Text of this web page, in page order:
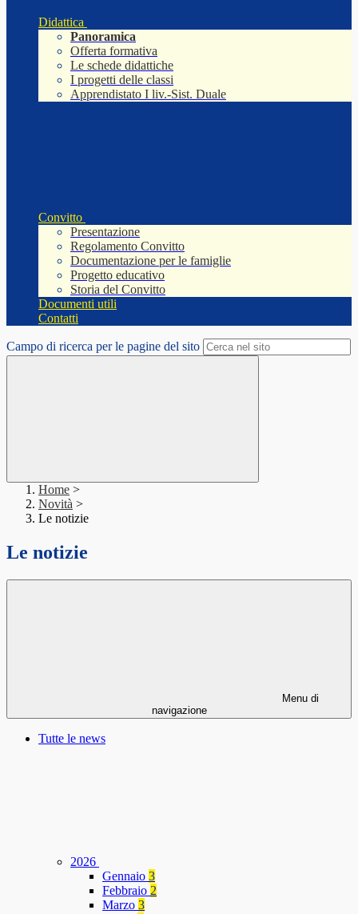
Didattica
Panoramica
Offerta formativa
Le schede didattiche
I progetti delle classi
Apprendistato I liv.-Sist. Duale
Convitto
Presentazione
Regolamento Convitto
Documentazione per le famiglie
Progetto educativo
Storia del Convitto
Documenti utili
Contatti
Campo di ricerca per le pagine del sito
Home >
Novità >
Le notizie
Le notizie
Menu di
navigazione
Tutte le news
2026
Gennaio 3
Febbraio 2
Marzo 3